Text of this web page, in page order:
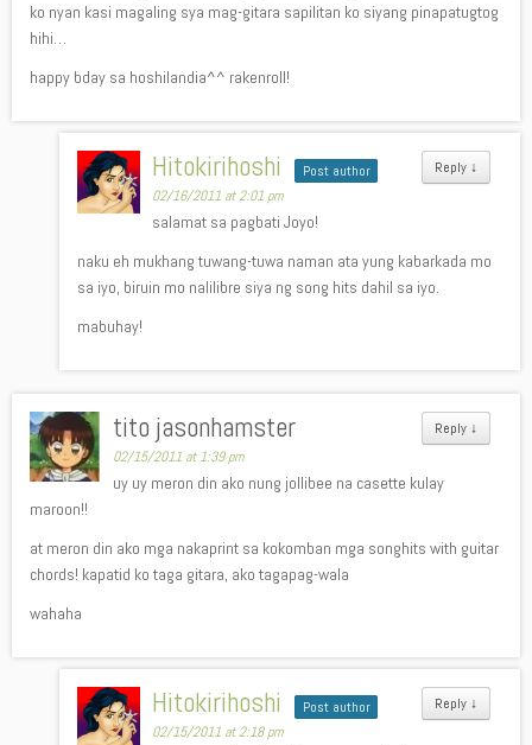
ko nyan kasi magaling sya mag-gitara sapilitan ko siyang pinapatugtog
hihi…
happy bday sa hoshilandia^^ rakenroll!
Reply ↓
Hitokirihoshi Post author
02/16/2011 at 2:01 pm
salamat sa pagbati Joyo!
naku eh mukhang tuwang-tuwa naman ata yung kabarkada mo
sa iyo, biruin mo nalilibre siya ng song hits dahil sa iyo.
mabuhay!
Reply ↓
tito jasonhamster
02/15/2011 at 1:39 pm
uy uy meron din ako nung jollibee na casette kulay
maroon!!
at meron din ako mga nakaprint sa kokomban mga songhits with guitar
chords! kapatid ko taga gitara, ako tagapag-wala
wahaha
Reply ↓
Hitokirihoshi Post author
02/15/2011 at 2:18 pm